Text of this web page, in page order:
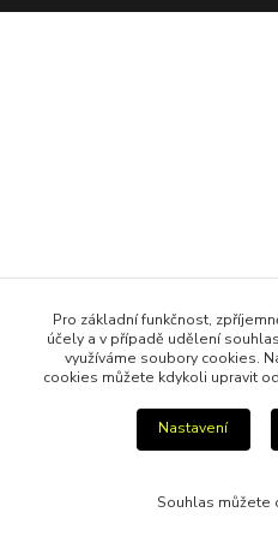
Pro základní funkčnost,
účely a v případě udělení
využíváme soubory cookies.
cookies můžete kdykoli upravit
Nastavení
Souhlas můžete